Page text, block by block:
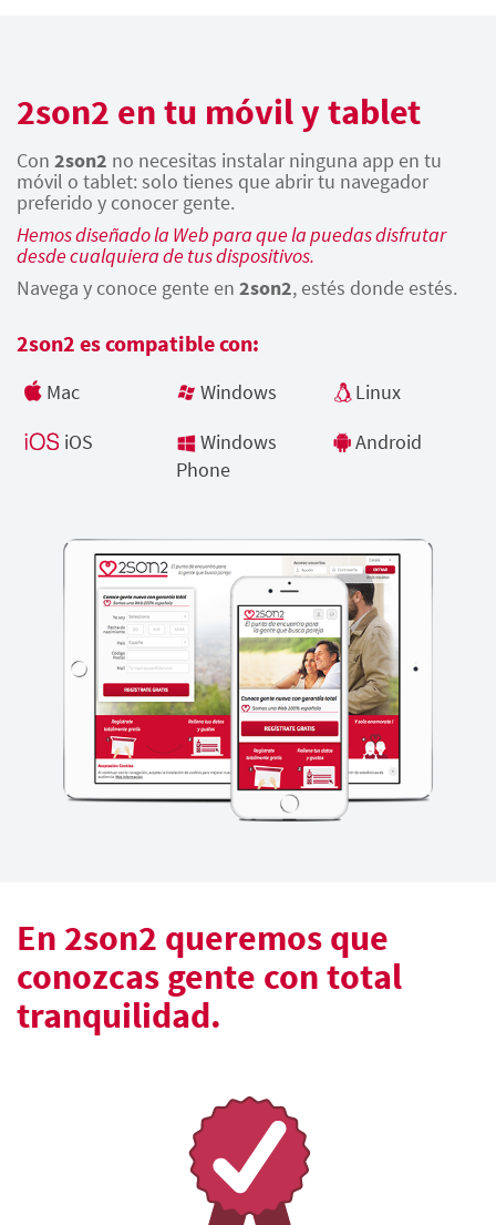
2son2 en tu móvil y tablet
Con 2son2 no necesitas instalar ninguna app en tu
móvil o tablet: solo tienes que abrir tu navegador
preferido y conocer gente.
Hemos diseñado la Web para que la puedas disfrutar
desde cualquiera de tus dispositivos.
Navega y conoce gente en 2son2, estés donde estés.
2son2 es compatible con:
Mac Windows
Linux
iOS
Windows
Phone
Android
En 2son2 queremos que
conozcas gente con total
tranquilidad.